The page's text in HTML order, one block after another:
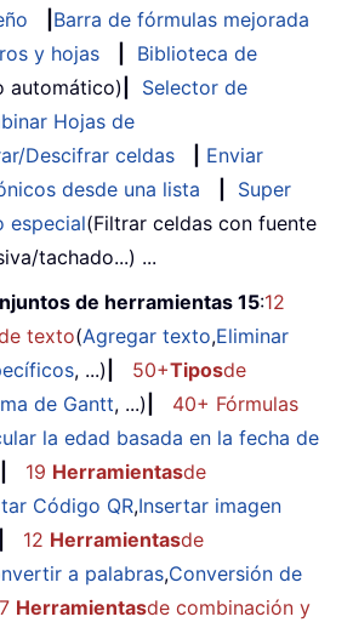
Barra de fórmulas mejorada
y hojas
Biblioteca de
automático)
Selector de
Hojas de
Descifrar celdas
Enviar
desde una lista
Super
especial(Filtrar celdas con fuente
tachado...) ...
de herramientas 15:12
texto(Agregar texto,Eliminar
, ...) 50+Tiposde
de Gantt, ...)
40+ Fórmulas
la edad basada en la fecha de
19 Herramientasde
Código QR,Insertar imagen
12 Herramientasde
a palabras,Conversión de
7 Herramientasde combinación y